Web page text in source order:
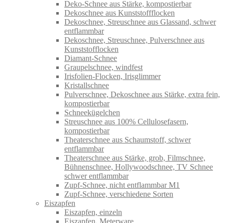
Deko-Schnee aus Stärke, kompostierbar
Dekoschnee aus Kunststoffflocken
Dekoschnee, Streuschnee aus Glassand, schwer
entflammbar
Dekoschnee, Streuschnee, Pulverschnee aus
Kunststofflocken
Diamant-Schnee
Graupelschnee, windfest
Irisfolien-Flocken, Irisglimmer
Kristallschnee
Pulverschnee, Dekoschnee aus Stärke, extra fein,
kompostierbar
Schneekügelchen
Streuschnee aus 100% Cellulosefasern,
kompostierbar
Theaterschnee aus Schaumstoff, schwer
entflammbar
Theaterschnee aus Stärke, grob, Filmschnee,
Bühnenschnee, Hollywoodschnee, TV Schnee
schwer entflammbar
Zupf-Schnee, nicht entflammbar M1
Zupf-Schnee, verschiedene Sorten
Eiszapfen
Eiszapfen, einzeln
Eiszapfen, Meterware